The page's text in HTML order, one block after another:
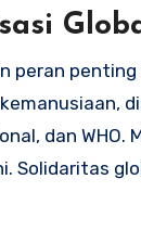
peran
dan
Solidaritas